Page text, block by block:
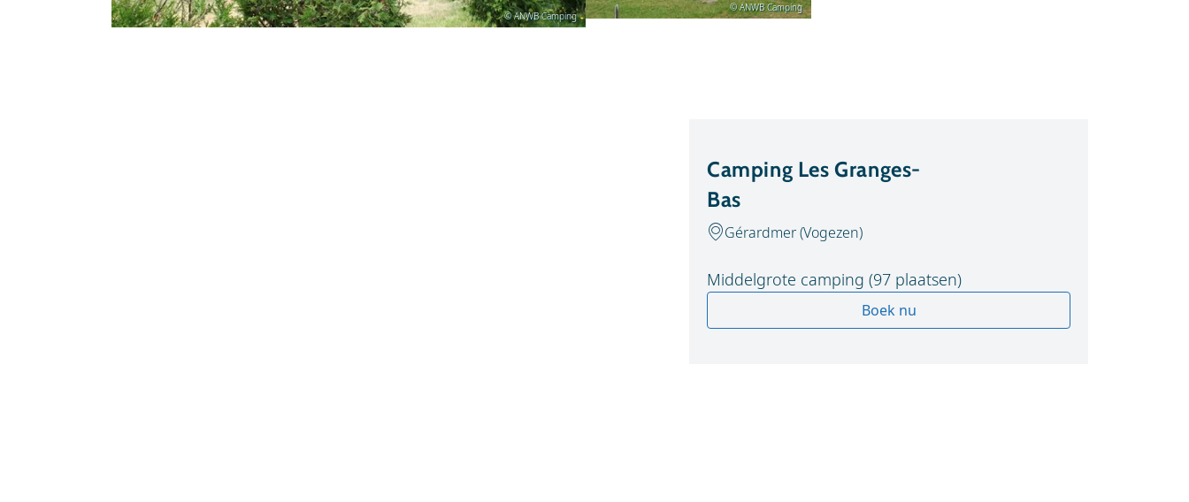
© ANWB Camping
© ANWB Camping
Camping Les Granges-
Bas
Gérardmer (Vogezen)
Middelgrote camping (97 plaatsen)
Boek nu